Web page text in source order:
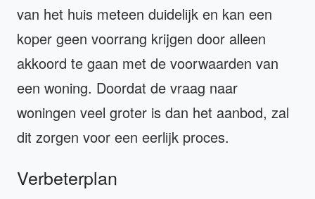
van het huis meteen duidelijk en kan een
koper geen voorrang krijgen door alleen
akkoord te gaan met de voorwaarden van
een woning. Doordat de vraag naar
woningen veel groter is dan het aanbod, zal
dit zorgen voor een eerlijk proces.
Verbeterplan